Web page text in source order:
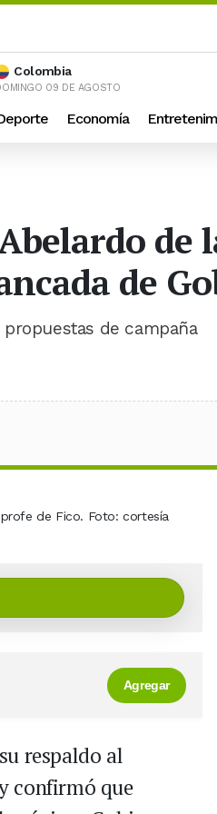
Colombia
09 DE AGOSTO
Economía
de
de
de campaña
Agregar
respaldo al
confirmó que